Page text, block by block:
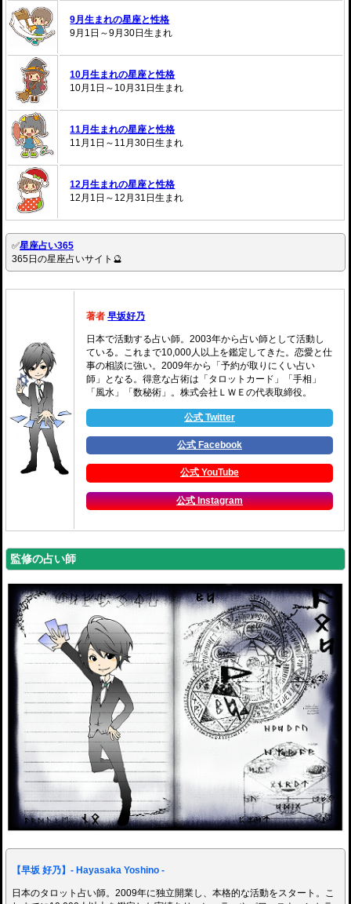
9月生まれの星座と性格
9月1日～9月30日生まれ
10月生まれの星座と性格
10月1日～10月31日生まれ
11月生まれの星座と性格
11月1日～11月30日生まれ
12月生まれの星座と性格
12月1日～12月31日生まれ
✅星座占い365
365日の星座占いサイト🔮
著者 早坂好乃
日本で活動する占い師。2003年から占い師として活動し
ている。これまで10,000人以上を鑑定してきた。恋愛と仕
事の相談に強い。2009年から「予約が取りにくい占い
師」となる。得意な占術は「タロットカード」「手相」
「風水」「数秘術」。株式会社ＬＷＥの代表取締役。
公式 Twitter
公式 Facebook
公式 YouTube
公式 Instagram
監修の占い師
【早坂 好乃】- Hayasaka Yoshino -
日本のタロット占い師。2009年に独立開業し、本格的な活動をスタート。こ